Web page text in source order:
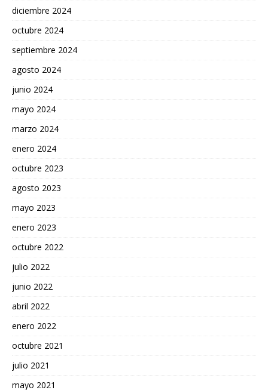
diciembre 2024
octubre 2024
septiembre 2024
agosto 2024
junio 2024
mayo 2024
marzo 2024
enero 2024
octubre 2023
agosto 2023
mayo 2023
enero 2023
octubre 2022
julio 2022
junio 2022
abril 2022
enero 2022
octubre 2021
julio 2021
mayo 2021